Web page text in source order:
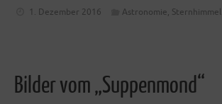
1. Dezember 2016 Astronomie, Sternhimmel
Bilder vom „Suppenmond“